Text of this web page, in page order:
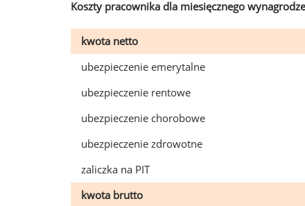
Koszty pracownika dla miesięcznego
kwota netto
ubezpieczenie emerytalne
ubezpieczenie rentowe
ubezpieczenie chorobowe
ubezpieczenie zdrowotne
zaliczka na PIT
kwota brutto